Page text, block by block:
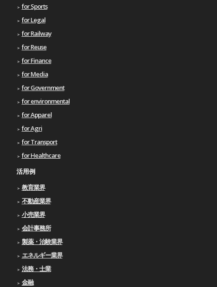
for Sports
for Legal
for Railway
for Reuse
for Finance
for Media
for Government
for environmental
for Apparel
for Agri
for Transport
for Healthcare
活用例
教育業界
不動産業界
小売業界
会計事務所
製薬・治験業界
エネルギー業界
法務・士業
金融